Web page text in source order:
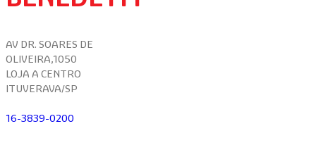
AV DR. SOARES DE
OLIVEIRA,1050
LOJA A CENTRO
ITUVERAVA/SP
16-3839-0200